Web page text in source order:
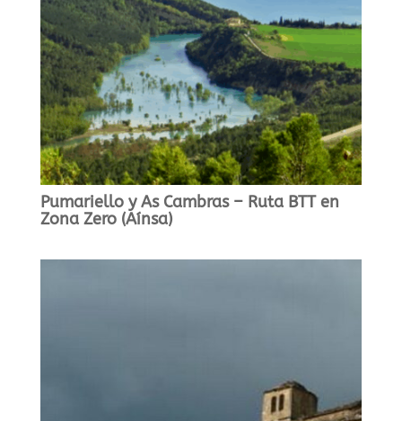
Pumariello y As Cambras – Ruta BTT en
Zona Zero (Aínsa)